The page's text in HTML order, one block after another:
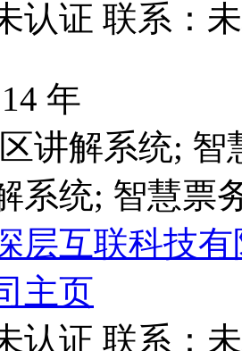
认证 联系：
年
讲解系统;
系统; 智慧票
层互联科技
主页
认证 联系：